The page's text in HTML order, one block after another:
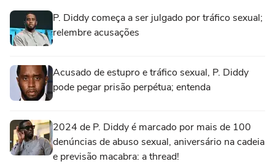
P. Diddy começa a ser julgado por tráfico sexual;
relembre acusações
Acusado de estupro e tráfico sexual, P. Diddy
pode pegar prisão perpétua; entenda
2024 de P. Diddy é marcado por mais de 100
denúncias de abuso sexual, aniversário na cadeia
e previsão macabra: a thread!